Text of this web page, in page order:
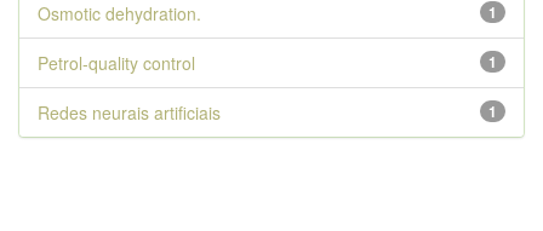
1
Osmotic dehydration.
1
Petrol-quality control
1
Redes neurais artificiais